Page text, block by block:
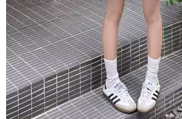
權轉讓予恩沛科技股份有限公司。
２．關於個人資料處理事宜，請瀏覽以下網址：
https://aftee.tw/terms/#terms3
３．未成年的使用者請事先徵得法定代理人或監護
「AFTEE先享後付」，若未經同意申辦者引起之損
任。
４．使用「AFTEE先享後付」時，將依據個別帳號
時審查核予不同之上限額度；若仍有額度不足之情
請求用戶進行身份認證。
５．嚴禁一人註冊多個帳號或使用他人資訊註冊。
恩沛科技股份有限公司將有權停止該用戶之使用額
付款後7-11取貨
每筆NT$80，滿NT$1,500(含以上)免運費
宅配
每筆NT$100，滿NT$1,500(含以上)免運費
海外宅配